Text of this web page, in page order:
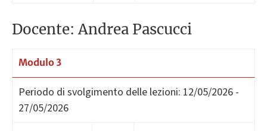
Docente: Andrea Pascucci
Modulo 3
Periodo di svolgimento delle lezioni: 12/05/2026 -
27/05/2026